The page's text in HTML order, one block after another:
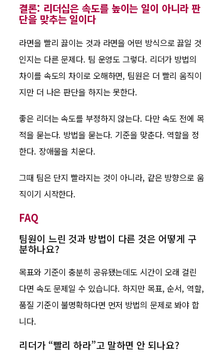
결론: 리더십은 속도를 높이는 일이 아니라 판
단을 맞추는 일이다
라면을 빨리 끓이는 것과 라면을 어떤 방식으로 끓일 것
인지는 다른 문제다. 팀 운영도 그렇다. 리더가 방법의
차이를 속도의 차이로 오해하면, 팀원은 더 빨리 움직이
지만 더 나은 판단을 하지는 못한다.
좋은 리더는 속도를 부정하지 않는다. 다만 속도 전에 목
적을 묻는다. 방법을 묻는다. 기준을 맞춘다. 역할을 정
한다. 장애물을 치운다.
그때 팀은 단지 빨라지는 것이 아니라, 같은 방향으로 움
직이기 시작한다.
FAQ
팀원이 느린 것과 방법이 다른 것은 어떻게 구
분하나요?
목표와 기준이 충분히 공유됐는데도 시간이 오래 걸린
다면 속도 문제일 수 있습니다. 하지만 목표, 순서, 역할,
품질 기준이 불명확하다면 먼저 방법의 문제로 봐야 합
니다.
리더가 “빨리 하라”고 말하면 안 되나요?